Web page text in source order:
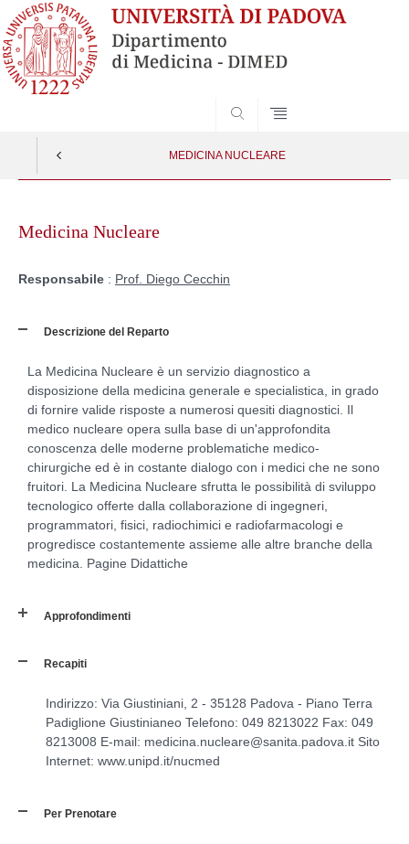
MEDICINA NUCLEARE
contentMedicina Nucleare
Responsabile : Prof. Diego Cecchin
Descrizione del Reparto
La Medicina Nucleare è un servizio diagnostico a
disposizione della medicina generale e specialistica, in grado
di fornire valide risposte a numerosi quesiti diagnostici. Il
medico nucleare opera sulla base di un'approfondita
conoscenza delle moderne problematiche medico-
chirurgiche ed è in costante dialogo con i medici che ne sono
fruitori. La Medicina Nucleare sfrutta le possibilità di sviluppo
tecnologico offerte dalla collaborazione di ingegneri,
programmatori, fisici, radiochimici e radiofarmacologi e
progredisce costantemente assieme alle altre branche della
medicina. Pagine Didattiche
Approfondimenti
Recapiti
Indirizzo: Via Giustiniani, 2 - 35128 Padova - Piano Terra
Padiglione Giustinianeo Telefono: 049 8213022 Fax: 049
8213008 E-mail: medicina.nucleare@sanita.padova.it Sito
Internet: www.unipd.it/nucmed
Per Prenotare